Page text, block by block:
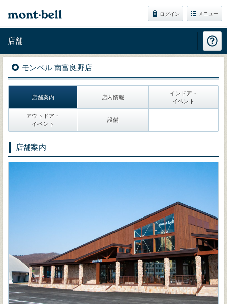
ログイン メニュー
店舗
モンベル 南富良野店
店舗案内 店内情報
インドア・
イベント
アウトドア・
イベント
設備
店舗案内